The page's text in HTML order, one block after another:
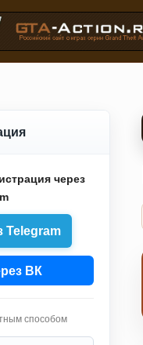
через
Telegram
ВК
способом